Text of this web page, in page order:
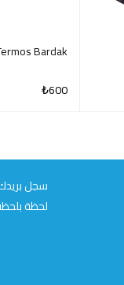
Bardak
₺600
سجل بريدك
لحظة